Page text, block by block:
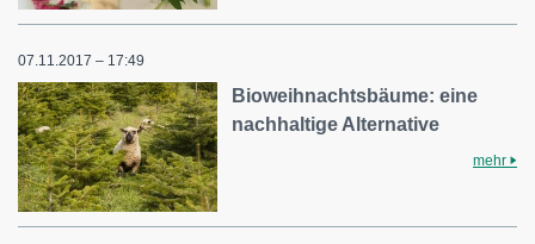
07.11.2017 – 17:49
Bioweihnachtsbäume: eine
nachhaltige Alternative
mehr